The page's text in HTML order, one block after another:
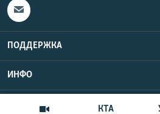
КТА
ПОДДЕРЖКА
ИНФО
Copyright Крым.Реалии,
UTC+3